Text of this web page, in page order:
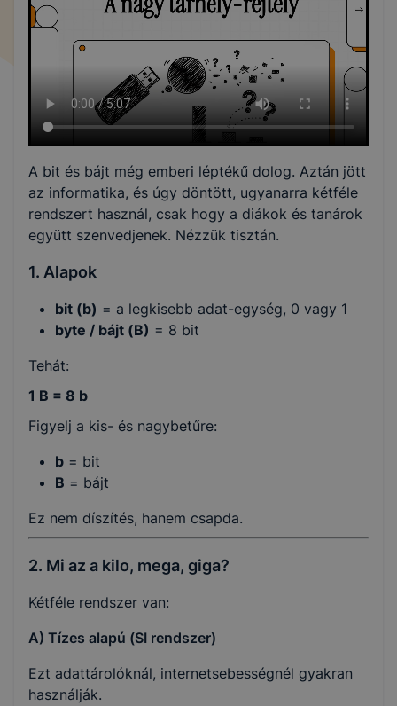
A bit és bájt még emberi léptékű dolog. Aztán jött
az informatika, és úgy döntött, ugyanarra kétféle
rendszert használ, csak hogy a diákok és tanárok
együtt szenvedjenek. Nézzük tisztán.
1. Alapok
bit (b) = a legkisebb adat-egység, 0 vagy 1
byte / bájt (B) = 8 bit
Tehát:
1 B = 8 b
Figyelj a kis- és nagybetűre:
b = bit
B = bájt
Ez nem díszítés, hanem csapda.
2. Mi az a kilo, mega, giga?
Kétféle rendszer van:
A) Tízes alapú (SI rendszer)
Ezt adattárolóknál, internetsebességnél gyakran
használják.